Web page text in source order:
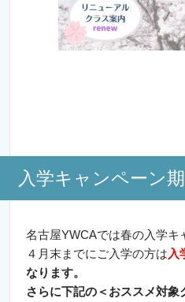
入学キャンペーン
名古屋YWCAでは春の入学キ
４月末までにご入学の方は 入
なります。
さらに下記の＜おススメ対象